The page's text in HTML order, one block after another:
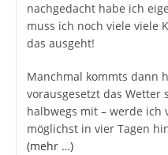
nachgedacht habe ich
muss ich noch viele viele
das ausgeht!
Manchmal kommts dann
vorausgesetzt das Wetter
halbwegs mit – werde ich
möglichst in vier Tagen
(mehr …)